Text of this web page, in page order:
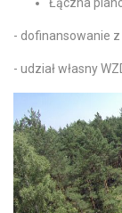
- dofinansowanie z
- udział własny